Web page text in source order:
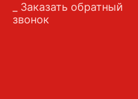
Заказать обратный
звонок